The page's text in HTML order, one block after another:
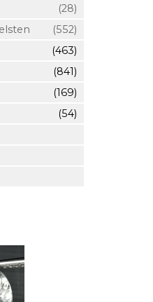
(28)
(552)
(463)
(841)
(169)
(54)